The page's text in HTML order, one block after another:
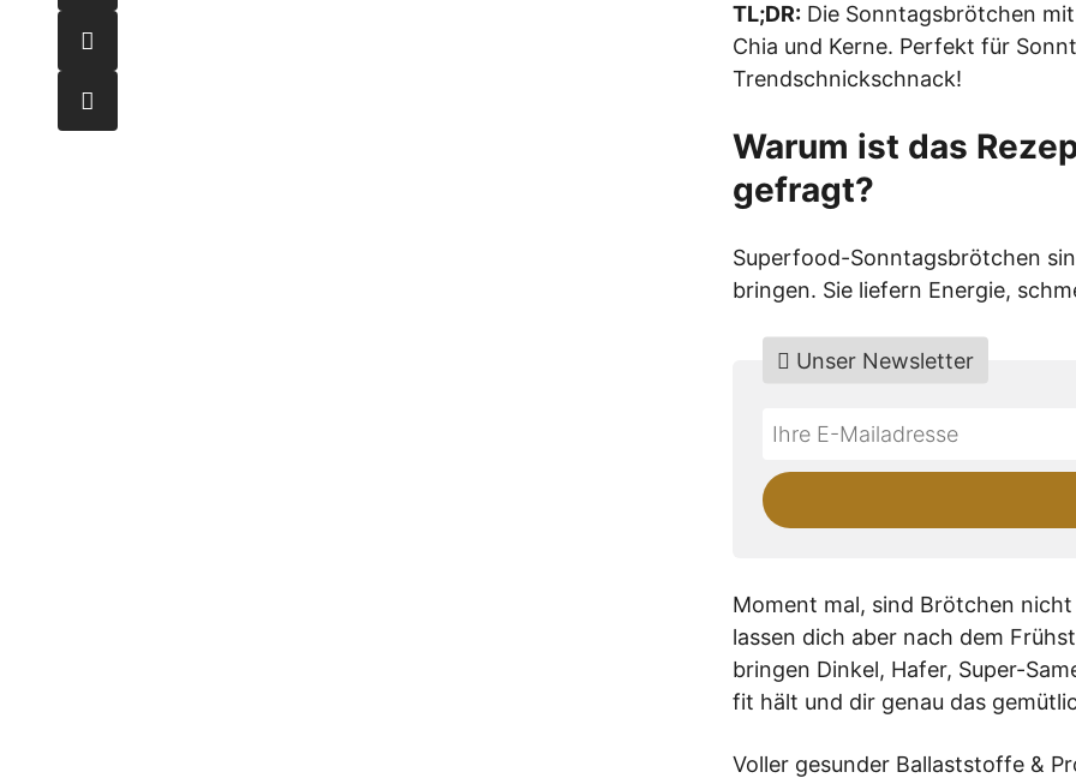
TL;DR: Die Sonntagsbrötchen
Chia und Kerne. Perfekt für
Trendschnickschnack!
Warum ist das
gefragt?
Superfood-Sonntagsbrötchen
bringen. Sie liefern Energie,
Do
fill
this
Unser Newsletter
*Ihre
Mailadresse:
Moment mal, sind Brötchen
lassen dich aber nach dem
bringen Dinkel, Hafer, Super-
fit hält und dir genau das
Voller gesunder Ballaststoffe &